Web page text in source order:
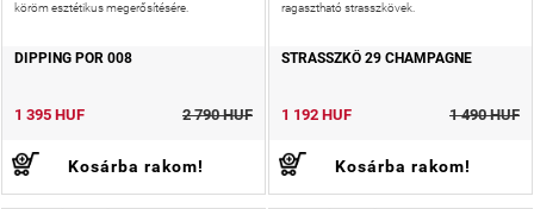
köröm esztétikus megerősítésére.
DIPPING POR 008
1 395 HUF 2 790 HUF
Kosárba rakom!
ragasztható strasszkövek.
STRASSZKŐ 29 CHAMPAGNE
1 192 HUF 1 490 HUF
Kosárba rakom!